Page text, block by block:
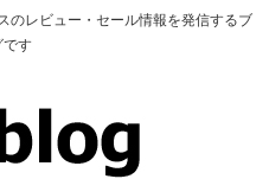
のレビュー・セール情報を発信するブ
です